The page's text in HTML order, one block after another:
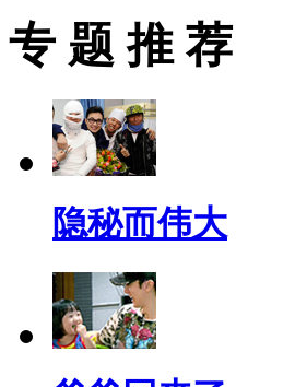
专 题 推 荐
隐秘而伟大